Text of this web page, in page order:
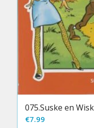
075.Suske en
€7.99